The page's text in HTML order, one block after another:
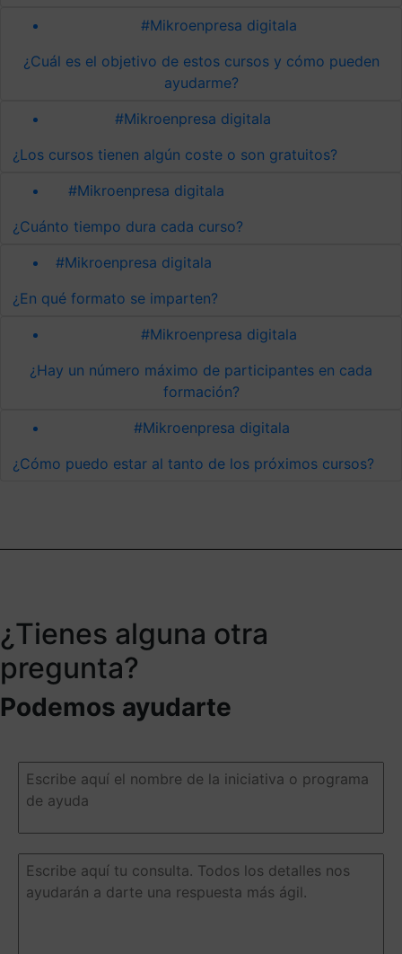
#Mikroenpresa digitala
¿Cuál es el objetivo de estos cursos y cómo pueden
ayudarme?
#Mikroenpresa digitala
¿Los cursos tienen algún coste o son gratuitos?
#Mikroenpresa digitala
¿Cuánto tiempo dura cada curso?
#Mikroenpresa digitala
¿En qué formato se imparten?
#Mikroenpresa digitala
¿Hay un número máximo de participantes en cada
formación?
#Mikroenpresa digitala
¿Cómo puedo estar al tanto de los próximos cursos?
¿Tienes alguna otra
pregunta?
Podemos ayudarte
Escribe
aquí
el
la
iniciativa
Escribe
aquí
tu